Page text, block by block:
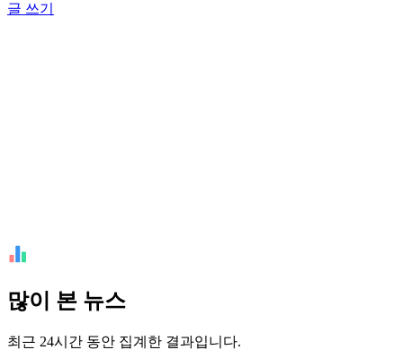
글 쓰기
많이 본 뉴스
최근 24시간 동안 집계한 결과입니다.